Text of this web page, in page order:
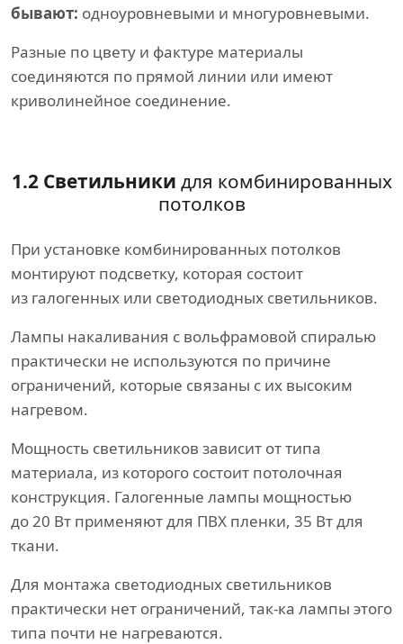
бывают: одноуровневыми и многуровневыми.
Разные по цвету и фактуре материалы
соединяются по прямой линии или имеют
криволинейное соединение.
1.2 Светильники для комбинированных
потолков
При установке комбинированных потолков
монтируют подсветку, которая состоит
из галогенных или светодиодных светильников.
Лампы накаливания с вольфрамовой спиралью
практически не используются по причине
ограничений, которые связаны с их высоким
нагревом.
Мощность светильников зависит от типа
материала, из которого состоит потолочная
конструкция. Галогенные лампы мощностью
до 20 Вт применяют для ПВХ пленки, 35 Вт для
ткани.
Для монтажа светодиодных светильников
практически нет ограничений, так-ка лампы этого
типа почти не нагреваются.